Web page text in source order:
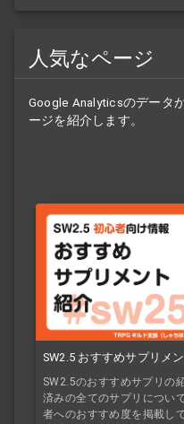
人気なページ
Google Analyticsのデータ
ージを紹介します。
SW2.5 おすすめサプリメ
SW2.5のおすすめサプリの
済みの全てのサプリについ
者へのおすすめ度を掲載し